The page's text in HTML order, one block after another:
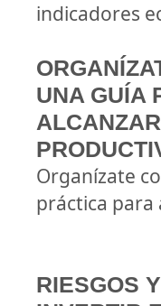
indicadores
UNA GUÍA
Organízate
práctica para
RIESGOS